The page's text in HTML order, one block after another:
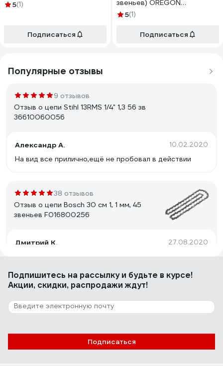
5(1)
Подписаться
звеньев) OREGON
73DPX068E
5(1)
Подписаться
Популярные отзывы
9 отзывов
Отзыв о цепи Stihl 13RMS 1/4" 1,3 56 зв
36610060056
Александр А. 10.02.2020
На вид все прилично,ещё не пробовал в действии
38 отзывов
Отзыв о цепи Bosch 30 см 1, 1 мм, 45
звеньев F016800256
Дмитрий К. 27.08.2020
72 отзыва
Отзыв о цепи OREGON Синий зуб 3/8 1,3мм
91VXL052E
Отличная цепь, пилит как по маслу и вдоль, и поперек.
Подпишитесь на рассылкуи будьте в курсе!
Акции, скидки, распродажи ждут!
Подписаться